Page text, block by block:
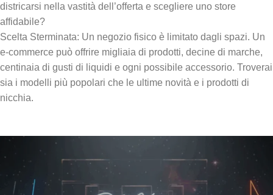
districarsi nella vastità dell’offerta e scegliere uno store
affidabile?
Scelta Sterminata: Un negozio fisico è limitato dagli spazi. Un
e-commerce può offrire migliaia di prodotti, decine di marche,
centinaia di gusti di liquidi e ogni possibile accessorio. Troverai
sia i modelli più popolari che le ultime novità e i prodotti di
nicchia.